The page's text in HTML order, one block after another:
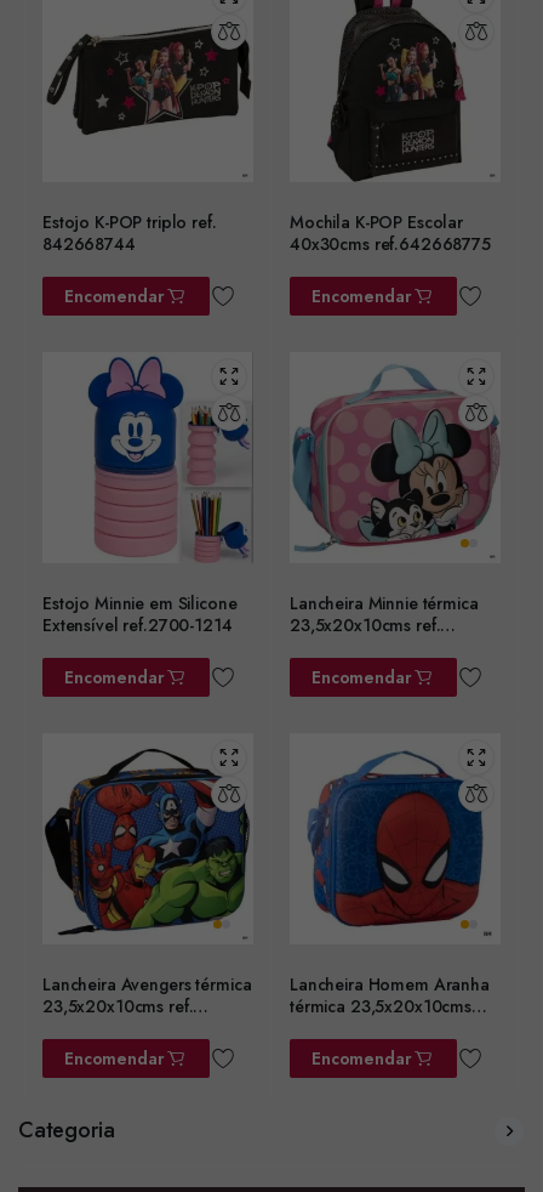
Estojo K-POP triplo ref.
842668744
Encomendar
Mochila K-POP Escolar
40x30cms ref.642668775
Encomendar
Estojo Minnie em Silicone
Extensível ref.2700-1214
Encomendar
Lancheira Minnie térmica
23,5x20x10cms ref.
Encomendar
Lancheira Avengers térmica
23,5x20x10cms ref.
Encomendar
Lancheira Homem Aranha
térmica 23,5x20x10cms
Encomendar
Categoria